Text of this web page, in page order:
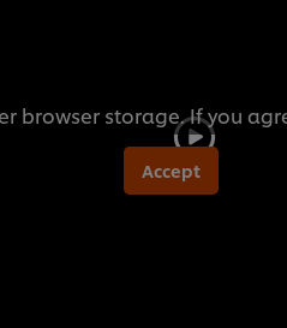
browser storage. If you
Accept